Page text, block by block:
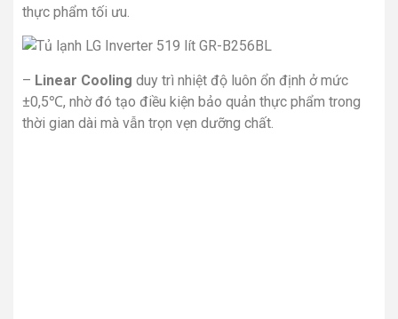
thực phẩm tối ưu.
– Linear Cooling duy trì nhiệt độ luôn ổn định ở mức
±0,5℃, nhờ đó tạo điều kiện bảo quản thực phẩm trong
thời gian dài mà vẫn trọn vẹn dưỡng chất.